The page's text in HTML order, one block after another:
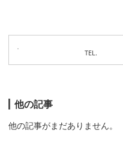
TEL.
他の記事
他の記事がまだありません。